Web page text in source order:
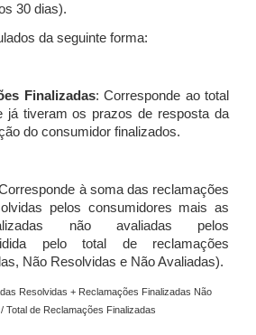
30 dias).
da seguinte forma:
Finalizadas: Corresponde ao total
já tiveram os prazos de resposta da
do consumidor finalizados.
à soma das reclamações
pelos consumidores mais as
não avaliadas pelos
pelo total de reclamações
Não Resolvidas e Não Avaliadas).
Resolvidas + Reclamações Finalizadas Não
Total de Reclamações Finalizadas